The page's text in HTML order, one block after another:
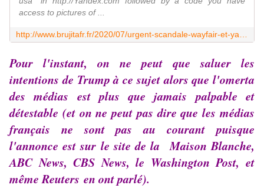
access to pictures of ...
Pour l'instant, on ne peut que saluer les
intentions de Trump à ce sujet alors que l'omerta
des médias est plus que jamais palpable et
détestable (et on ne peut pas dire que les médias
français ne sont pas au courant puisque
l'annonce est sur le site de la Maison Blanche,
ABC News,CBS News, le Washington Post, et
mêmeReuters en ont parlé).